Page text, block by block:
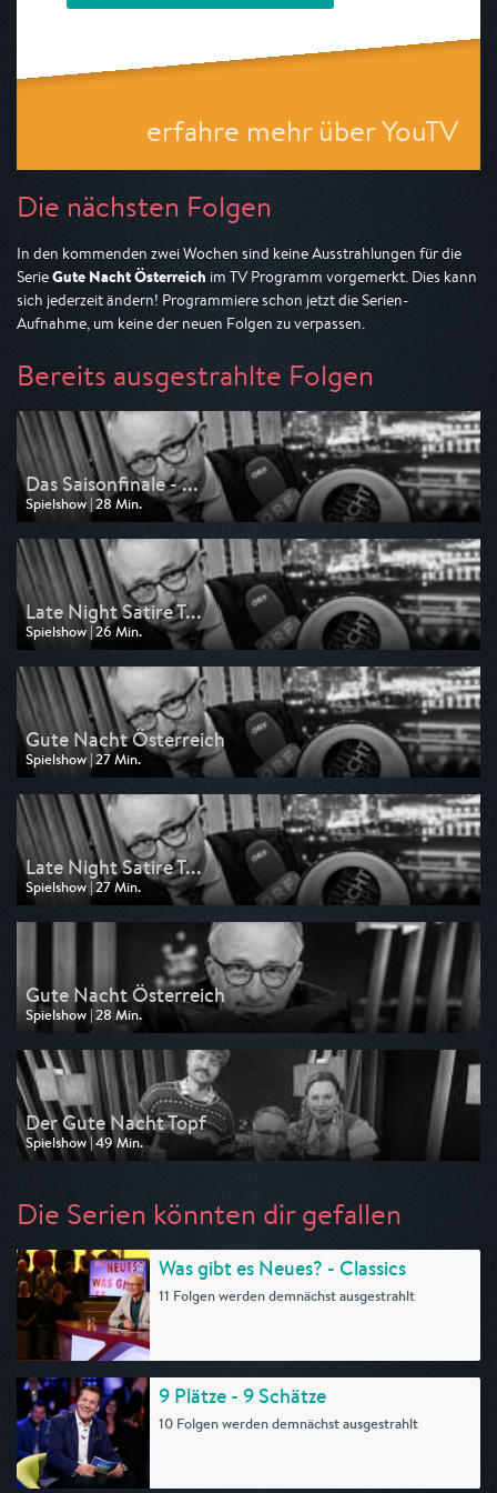
erfahre mehr über YouTV
Die nächsten Folgen
In den kommenden zwei Wochen sind keine Ausstrahlungen für die
SerieGute Nacht Österreich im TV Programm vorgemerkt. Dies kann
sich jederzeit ändern! Programmiere schon jetzt die Serien-
Aufnahme, um keine der neuen Folgen zu verpassen.
Bereits ausgestrahlte Folgen
Das Saisonfinale - ...
Spielshow | 28 Min.
Ausgestrahlt von 3sat
am 11.07.2026, 02:32
Late Night Satire T...
Spielshow | 26 Min.
Ausgestrahlt von 3sat
am 23.05.2026, 02:16
Gute Nacht Österreich
Spielshow | 27 Min.
Ausgestrahlt von 3sat
am 25.04.2026, 02:38
Late Night Satire T...
Spielshow | 27 Min.
Ausgestrahlt von 3sat
am 07.03.2026, 03:22
Gute Nacht Österreich
Spielshow | 28 Min.
Ausgestrahlt von 3sat
am 24.01.2026, 02:29
Der Gute Nacht Topf
Spielshow | 49 Min.
Ausgestrahlt von 3sat
Die Serien könnten dir gefallen
Was gibt es Neues? - Classics
11 Folgen werden demnächst ausgestrahlt
9 Plätze - 9 Schätze
10 Folgen werden demnächst ausgestrahlt